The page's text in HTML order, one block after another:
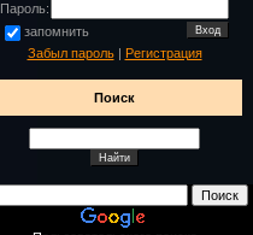
Пароль:
запомнить
Забыл пароль| Регистрация
Поиск